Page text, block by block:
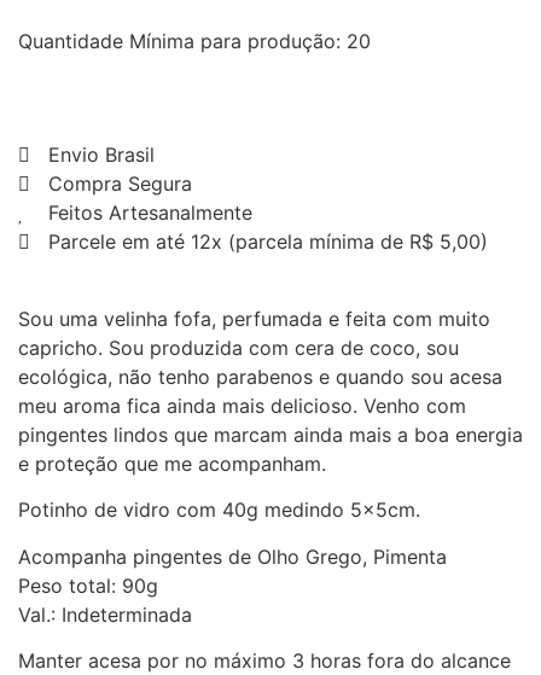
Quantidade Mínima para produção: 20
Envio Brasil
Compra Segura
Feitos Artesanalmente
Parcele em até 12x (parcela mínima de R$ 5,00)
Sou uma velinha fofa, perfumada e feita com muito
capricho. Sou produzida com cera de coco, sou
ecológica, não tenho parabenos e quando sou acesa
meu aroma fica ainda mais delicioso. Venho com
pingentes lindos que marcam ainda mais a boa energia
e proteção que me acompanham.
Potinho de vidro com 40g medindo 5x5cm.
Acompanha pingentes de Olho Grego, Pimenta
Peso total: 90g
Val.: Indeterminada
Manter acesa por no máximo 3 horas fora do alcance